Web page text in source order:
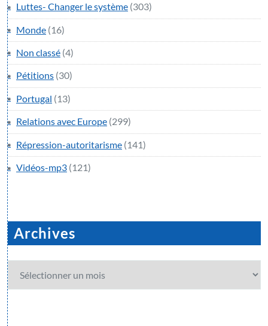
Luttes- Changer le système (303)
Monde (16)
Non classé (4)
Pétitions (30)
Portugal (13)
Relations avec Europe (299)
Répression-autoritarisme (141)
Vidéos-mp3 (121)
Archives
Archives